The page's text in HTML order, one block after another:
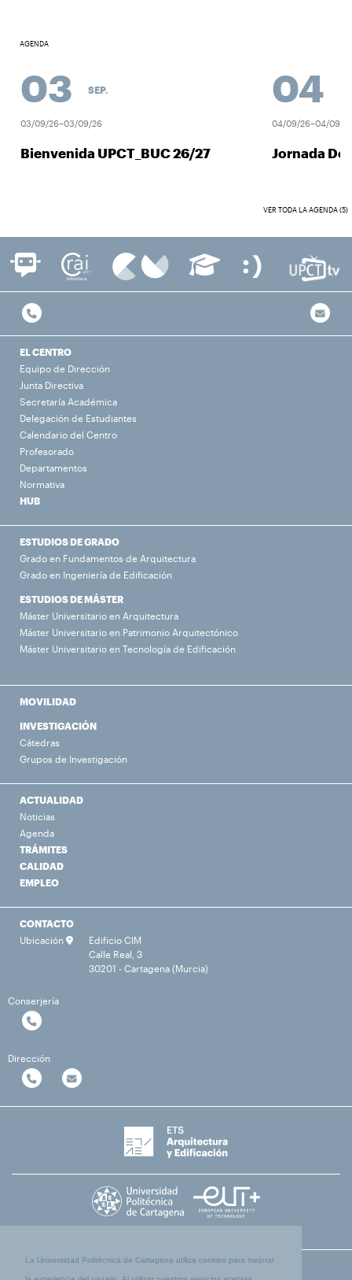
La Universidad Politécnica de Cartagena utiliza cookies para mejorar
AGENDA
03 SEP.
03/09/26–03/09/26
Bienvenida UPCT_BUC 26/27
04
04/09/26–04/09/26
Jornada
VER TODA LA AGENDA (5)
EL CENTRO
Equipo de Dirección
Junta Directiva
Secretaría Académica
Delegación de Estudiantes
Calendario del Centro
Profesorado
Departamentos
Normativa
HUB
ESTUDIOS DE GRADO
Grado en Fundamentos de Arquitectura
Grado en Ingeniería de Edificación
ESTUDIOS DE MÁSTER
Máster Universitario en Arquitectura
Máster Universitario en Patrimonio Arquitectónico
Máster Universitario en Tecnología de Edificación
MOVILIDAD
INVESTIGACIÓN
Cátedras
Grupos de Investigación
ACTUALIDAD
Noticias
Agenda
TRÁMITES
CALIDAD
EMPLEO
CONTACTO
Ubicación
Edificio CIM
Calle Real, 3
30201 - Cartagena (Murcia)
Conserjería
Dirección